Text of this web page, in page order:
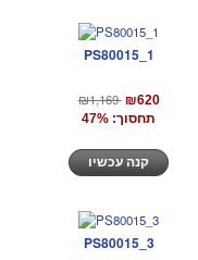
PS80015_1
₪1,169 ₪620
תחסוך: 47%
PS80015_3